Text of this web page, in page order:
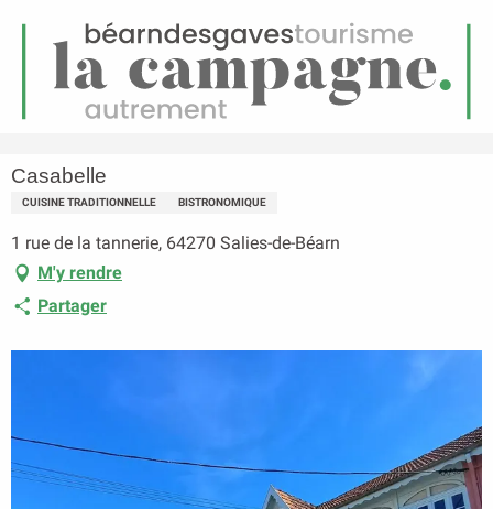
Menu
Casabelle
Casabelle
CUISINE TRADITIONNELLE BISTRONOMIQUE
1 rue de la tannerie, 64270 Salies-de-Béarn
M'y rendre
Partager